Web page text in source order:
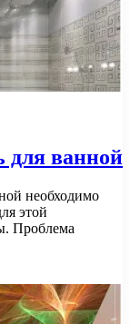
для ванной
необходимо
этой
Проблема